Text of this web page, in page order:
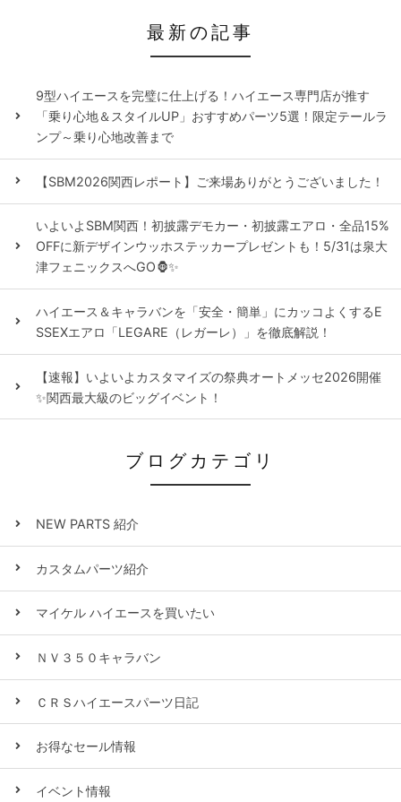
最新の記事
9型ハイエースを完璧に仕上げる！ハイエース専門店が推す
「乗り心地＆スタイルUP」おすすめパーツ5選！限定テールラ
ンプ～乗り心地改善まで
【SBM2026関西レポート】ご来場ありがとうございました！
いよいよSBM関西！初披露デモカー・初披露エアロ・全品15%
OFFに新デザインウッホステッカープレゼントも！5/31は泉大
津フェニックスへGO🦍✨
ハイエース＆キャラバンを「安全・簡単」にカッコよくするE
SSEXエアロ「LEGARE（レガーレ）」を徹底解説！
【速報】いよいよカスタマイズの祭典オートメッセ2026開催
✨関西最大級のビッグイベント！
ブログカテゴリ
NEW PARTS 紹介
カスタムパーツ紹介
マイケル ハイエースを買いたい
ＮＶ３５０キャラバン
ＣＲＳハイエースパーツ日記
お得なセール情報
イベント情報